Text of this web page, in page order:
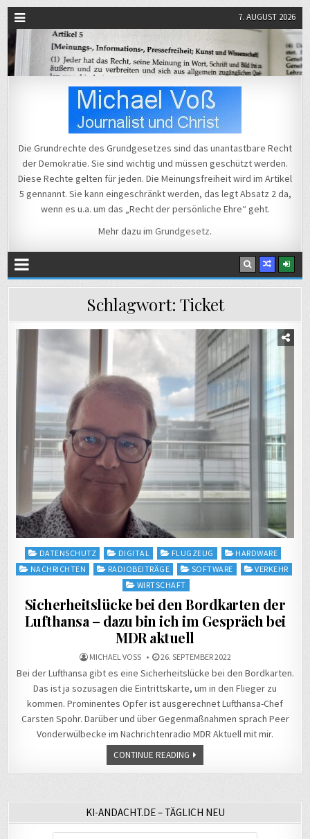
7. AUGUST 2026
Michael Voß
Die Grundrechte des Grundgesetzes sind das unantastbare Recht
der Demokratie. Sie sind wichtig und müssen geschützt werden.
Diese Rechte gelten für jeden. Die Meinungsfreiheit wird im Artikel
5 gennannt. Sie kann eingeschränkt werden, das legt Absatz 2 da,
wenn es u.a. um das „Recht der persönliche Ehre“ geht.
Mehr dazu im Grundgesetz.
Schlagwort: Ticket
Posted
in
DATENSCHUTZ DIGITAL FLUGZEUG
HARDWARE
NACHRICHTEN
RADIOBEITRÄGE SOFTWARE
VERKEHR
WIRTSCHAFT
Sicherheitslücke bei den Bordkarten der
Lufthansa – dazu bin ich im Gespräch bei
MDR aktuell
MICHAEL VOSS 26. SEPTEMBER 2022
Bei der Lufthansa gibt es eine Sicherheitslücke bei den Bordkarten.
Das ist ja sozusagen die Eintrittskarte, um in den Flieger zu
kommen. Prominentes Opfer ist ausgerechnet Lufthansa-Chef
Carsten Spohr. Darüber und über Gegenmaßnahmen sprach Peer
Vonderwülbecke im Nachrichtenradio MDR Aktuell mit mir.
CONTINUE READING
KI-ANDACHT.DE – TÄGLICH NEU